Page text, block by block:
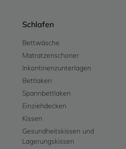
Schlafen
Bettwäsche
Matratzenschoner
Inkontinenzunterlagen
Bettlaken
Spannbettlaken
Einziehdecken
Kissen
Gesundheitskissen und
Lagerungskissen